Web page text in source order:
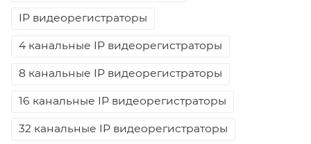
IP видеорегистраторы
4 канальные IP видеорегистраторы
8 канальные IP видеорегистраторы
16 канальные IP видеорегистраторы
32 канальные IP видеорегистраторы